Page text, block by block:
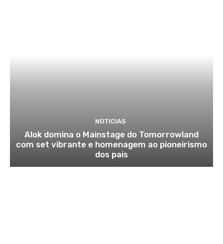
NOTICIAS
Alok domina o Mainstage do Tomorrowland
com set vibrante e homenagem ao pioneirismo
dos pais